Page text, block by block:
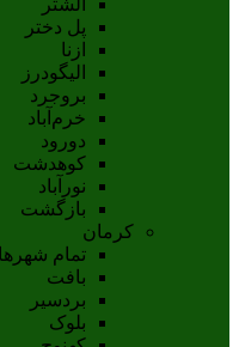
پل دختر
ازنا
اليگودرز
بروجرد
خرم‌آباد
دورود
کوهدشت
نورآباد
بازگشت
کرمان
تمام شهر‌ها
بافت
بردسیر
بلوک